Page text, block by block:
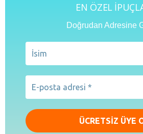
EN ÖZEL
Doğrudan Adresine